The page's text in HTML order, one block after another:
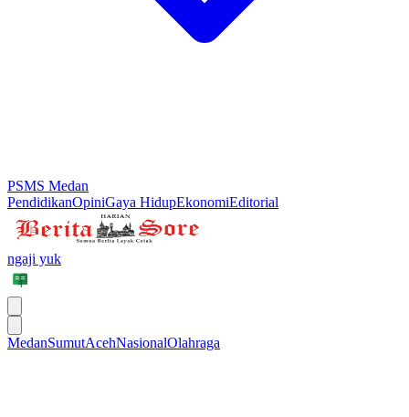
PSMS Medan
PendidikanOpiniGaya HidupEkonomiEditorial
ngaji yuk
MedanSumutAcehNasionalOlahraga